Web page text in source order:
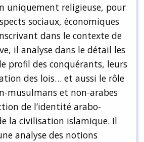
uniquement religieuse, pour
sociaux, économiques
dans le contexte de
il analyse dans le détail les
profil des conquérants, leurs
des lois… et aussi le rôle
musulmans et non-arabes
de l’identité arabo-
la civilisation islamique. Il
analyse des notions